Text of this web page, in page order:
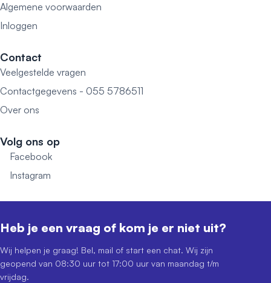
Algemene voorwaarden
Inloggen
Contact
Veelgestelde vragen
Contactgegevens - 055 5786511
Over ons
Volg ons op
Facebook
Instagram
Heb je een vraag of kom je er niet uit?
Wij helpen je graag! Bel, mail of start een chat. Wij zijn
geopend van 08:30 uur tot 17:00 uur van maandag t/m
vrijdag.